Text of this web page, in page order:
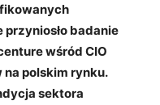
badanie
wśród CIO
polskim rynku.
sektora